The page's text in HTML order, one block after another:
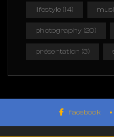
lifestyle (14)
photography (20)
présentation (3)
facebook